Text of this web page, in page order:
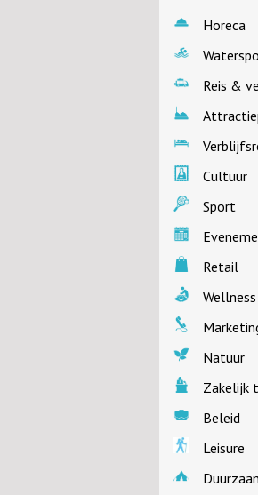
Horeca
Reis &
Cultuur
Sport
Retail
Wellness
Natuur
Zakelijk
Beleid
Leisure